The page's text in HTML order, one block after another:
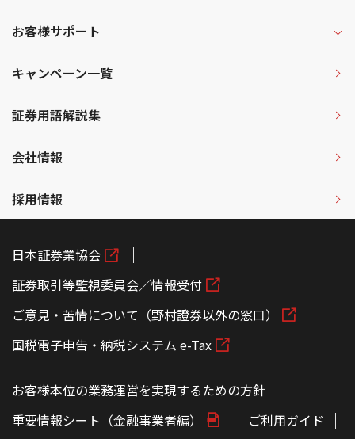
お客様サポート
キャンペーン一覧
証券用語解説集
会社情報
採用情報
日本証券業協会
証券取引等監視委員会／情報受付
ご意見・苦情について（野村證券以外の窓口）
国税電子申告・納税システム e-Tax
お客様本位の業務運営を実現するための方針
重要情報シート（金融事業者編）
ご利用ガイド